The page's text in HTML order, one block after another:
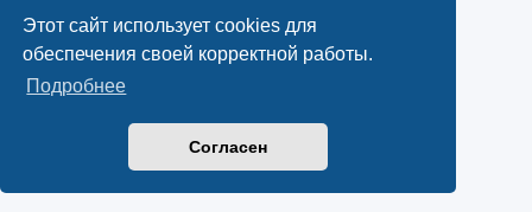
Этот сайт использует cookies для
обеспечения своей корректной работы.
Подробнее
Согласен